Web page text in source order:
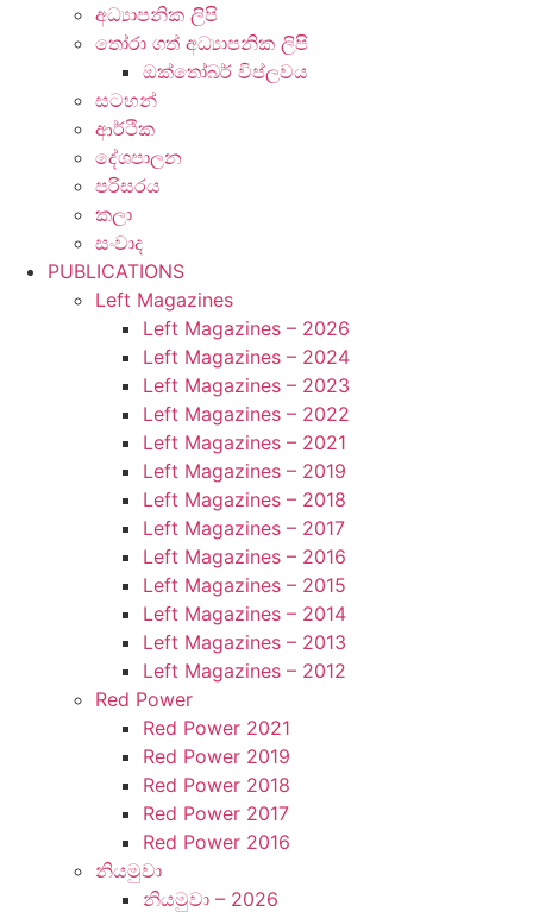
අධ්‍යාපනික ලිපි
තෝරා ගත් අධ්‍යාපනික ලිපි
ඔක්තෝබර් විප්ලවය
සටහන්
ආර්ථික
දේශපාලන
පරිසරය
කලා
සංවාද
PUBLICATIONS
Left Magazines
Left Magazines – 2026
Left Magazines – 2024
Left Magazines – 2023
Left Magazines – 2022
Left Magazines – 2021
Left Magazines – 2019
Left Magazines – 2018
Left Magazines – 2017
Left Magazines – 2016
Left Magazines – 2015
Left Magazines – 2014
Left Magazines – 2013
Left Magazines – 2012
Red Power
Red Power 2021
Red Power 2019
Red Power 2018
Red Power 2017
Red Power 2016
නියමුවා
නියමුවා – 2026